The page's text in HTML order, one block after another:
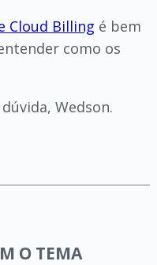
Cloud Billing é bem
como os
Wedson.
O TEMA